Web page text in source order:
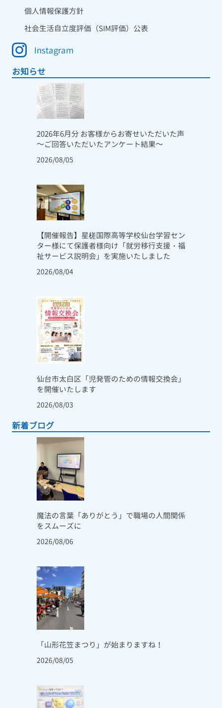
個人情報保護方針
社会生活自立度評価（SIM評価）公表
Instagram
お知らせ
2026年6月分 お客様からお寄せいただいた声
～ご回答いただいたアンケート結果～
2026/08/05
【開催報告】星槎国際高等学校仙台学習セン
ター様にて保護者様向け「就労移行支援・福
祉サービス説明会」を実施いたしました
2026/08/04
仙台市太白区「児発管のための情報交換会」
を開催いたします
2026/08/03
新着ブログ
魔法の言葉「ありがとう」で職場の人間関係
をスムーズに
2026/08/06
「山形花笠まつり」が始まりますね！
2026/08/05